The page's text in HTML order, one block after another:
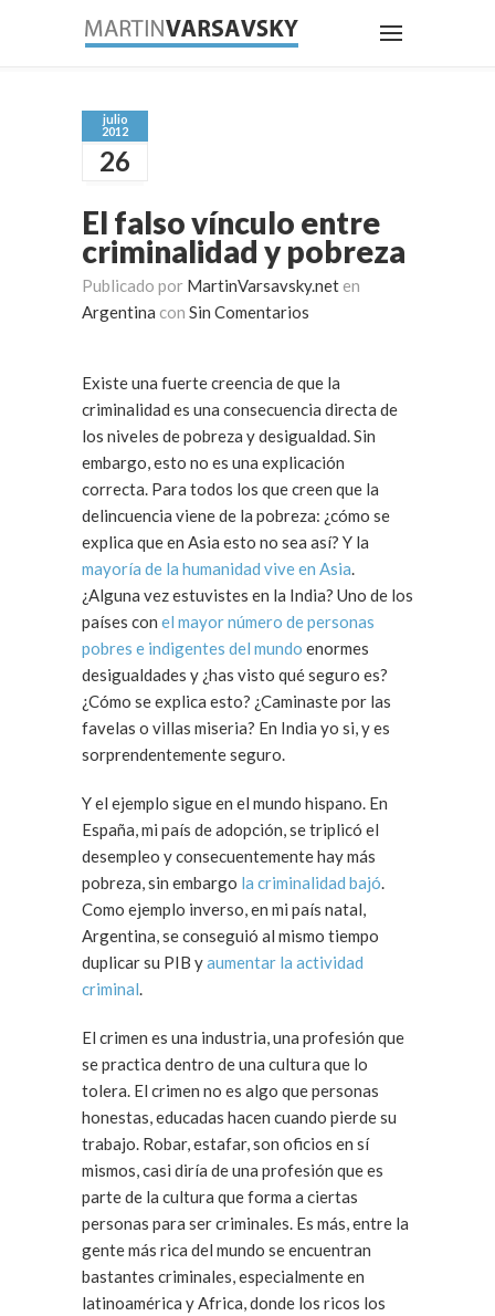
julio
2012
26
El falso vínculo entre
criminalidad y pobreza
Publicado por MartinVarsavsky.net en
Argentina con Sin Comentarios
Existe una fuerte creencia de que la
criminalidad es una consecuencia directa de
los niveles de pobreza y desigualdad. Sin
embargo, esto no es una explicación
correcta. Para todos los que creen que la
delincuencia viene de la pobreza: ¿cómo se
explica que en Asia esto no sea así? Y la
mayoría de la humanidad vive en Asia.
¿Alguna vez estuvistes en la India? Uno de los
países con el mayor número de personas
pobres e indigentes del mundo enormes
desigualdades y ¿has visto qué seguro es?
¿Cómo se explica esto? ¿Caminaste por las
favelas o villas miseria? En India yo si, y es
sorprendentemente seguro.
Y el ejemplo sigue en el mundo hispano. En
España, mi país de adopción, se triplicó el
desempleo y consecuentemente hay más
pobreza, sin embargo la criminalidad bajó.
Como ejemplo inverso, en mi país natal,
Argentina, se conseguió al mismo tiempo
duplicar su PIB yaumentar la actividad
criminal.
El crimen es una industria, una profesión que
se practica dentro de una cultura que lo
tolera. El crimen no es algo que personas
honestas, educadas hacen cuando pierde su
trabajo. Robar, estafar, son oficios en sí
mismos, casi diría de una profesión que es
parte de la cultura que forma a ciertas
personas para ser criminales. Es más, entre la
gente más rica del mundo se encuentran
bastantes criminales, especialmente en
latinoamérica y Africa, donde los ricos los